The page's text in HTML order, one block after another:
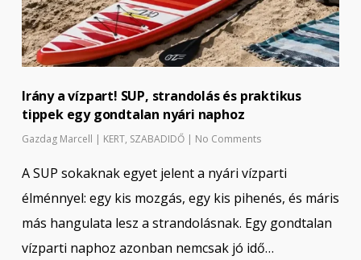
Irány a vízpart! SUP, strandolás és praktikus
tippek egy gondtalan nyári naphoz
Gazdag Marcell | KERT, SZABADIDŐ | No Comments
A SUP sokaknak egyet jelent a nyári vízparti
élménnyel: egy kis mozgás, egy kis pihenés, és máris
más hangulata lesz a strandolásnak. Egy gondtalan
vízparti naphoz azonban nemcsak jó idő…